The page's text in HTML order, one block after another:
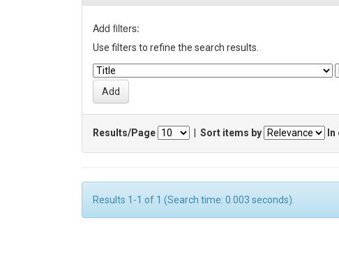
Add filters:
Use filters to refine the search results.
Results/Page Sort items by
Results 1-1 of 1 (Search time: 0.003 seconds).